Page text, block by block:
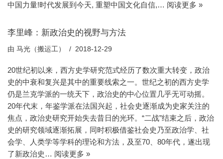
中国力量!时代发展到今天, 重塑中国文化自信,… 阅读更多 »
李里峰：新政治史的视野与方法
由 马光（搬运工） 2018-12-29
20世纪初以来，西方史学研究范式经历了数次重大转变，政治
史的中衰和复兴是其中的重要线索之一。世纪之初的西方史学
仍是兰克学派的一统天下，政治史的中心位置几乎无可动摇。
20年代末，年鉴学派在法国兴起，社会史逐渐成为史家关注的
焦点，政治史研究开始失去昔日的光环。“二战”结束之后，政治
史的研究领域逐渐拓展，同时积极借鉴社会史乃至政治学、社
会学、人类学等学科的理论和方法，及至70、80年代，遂出现
了新政治史… 阅读更多 »